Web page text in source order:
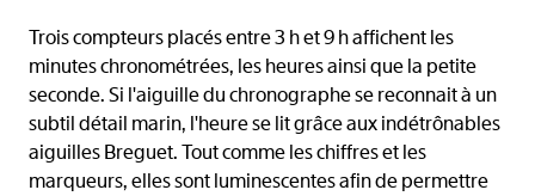
Trois compteurs placés entre 3 h et 9 h affichent les
minutes chronométrées, les heures ainsi que la petite
seconde. Si l'aiguille du chronographe se reconnait à un
subtil détail marin, l'heure se lit grâce aux indétrônables
aiguilles Breguet. Tout comme les chiffres et les
marqueurs, elles sont luminescentes afin de permettre